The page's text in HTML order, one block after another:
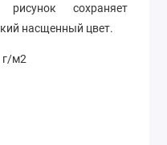
рисунок сохраняет
насщенный цвет.
г/м2